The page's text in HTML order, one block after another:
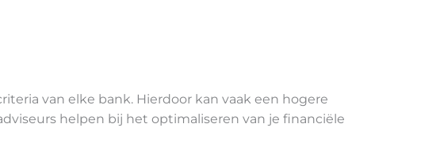
van elke bank. Hierdoor kan vaak een hogere
helpen bij het optimaliseren van je financiële